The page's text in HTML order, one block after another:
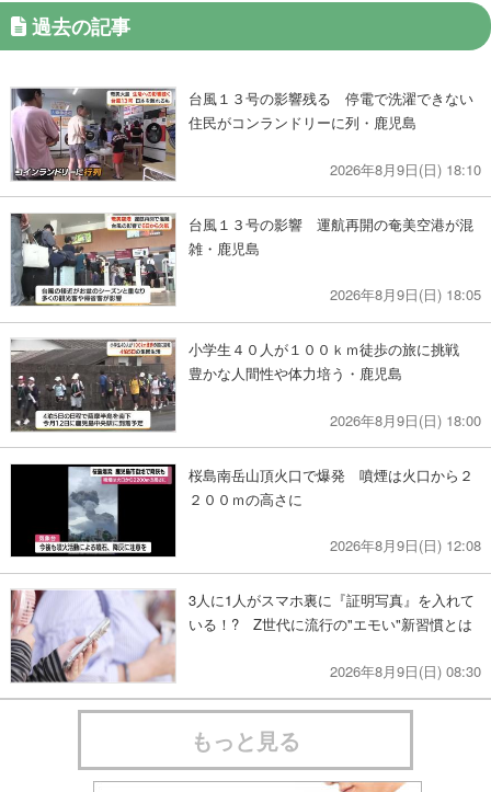
過去の記事
台風１３号の影響残る 停電で洗濯できない
住民がコンランドリーに列・鹿児島
2026年8月9日(日) 18:10
台風１３号の影響 運航再開の奄美空港が混
雑・鹿児島
2026年8月9日(日) 18:05
小学生４０人が１００ｋｍ徒歩の旅に挑戦
豊かな人間性や体力培う・鹿児島
2026年8月9日(日) 18:00
桜島南岳山頂火口で爆発 噴煙は火口から２
２００ｍの高さに
2026年8月9日(日) 12:08
3人に1人がスマホ裏に『証明写真』を入れて
いる！? Z世代に流行の"エモい"新習慣とは
2026年8月9日(日) 08:30
もっと見る